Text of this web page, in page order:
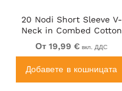
20 Nodi Short Sleeve V-
Neck in Combed Cotton
Jersey White
От 19,99 € вкл. ДДС
Добавете в кошницата